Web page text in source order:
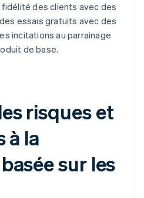
des clients avec des
essais gratuits avec des
incitations au parrainage
de base.
risques et
à la
sur les